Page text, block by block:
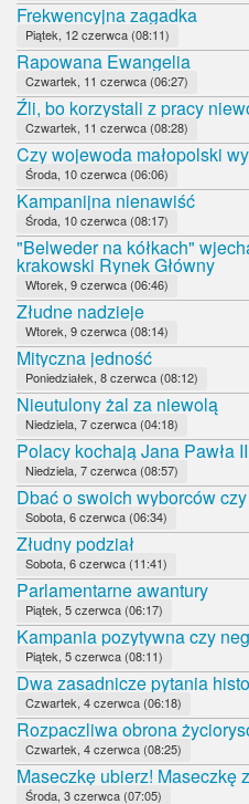
Frekwencyjna zagadka
Piątek, 12 czerwca (08:11)
Rapowana Ewangelia
Czwartek, 11 czerwca (06:27)
Źli, bo korzystali z pracy
Czwartek, 11 czerwca (08:28)
Czy wojewoda małopolski
Środa, 10 czerwca (06:06)
Kampanijna nienawiść
Środa, 10 czerwca (08:17)
"Belweder na kółkach"
krakowski Rynek Główny
Wtorek, 9 czerwca (06:46)
Złudne nadzieje
Wtorek, 9 czerwca (08:14)
Mityczna jedność
Poniedziałek, 8 czerwca (08:12)
Nieutulony żal za niewolą
Niedziela, 7 czerwca (04:18)
Polacy kochają Jana Pawła II
Niedziela, 7 czerwca (08:57)
Dbać o swoich wyborców
Sobota, 6 czerwca (06:34)
Złudny podział
Sobota, 6 czerwca (11:41)
Parlamentarne awantury
Piątek, 5 czerwca (06:17)
Kampania pozytywna czy
Piątek, 5 czerwca (08:11)
Dwa zasadnicze pytania
Czwartek, 4 czerwca (06:18)
Rozpaczliwa obrona
Czwartek, 4 czerwca (08:25)
Maseczkę ubierz! Maseczkę
Środa, 3 czerwca (07:05)